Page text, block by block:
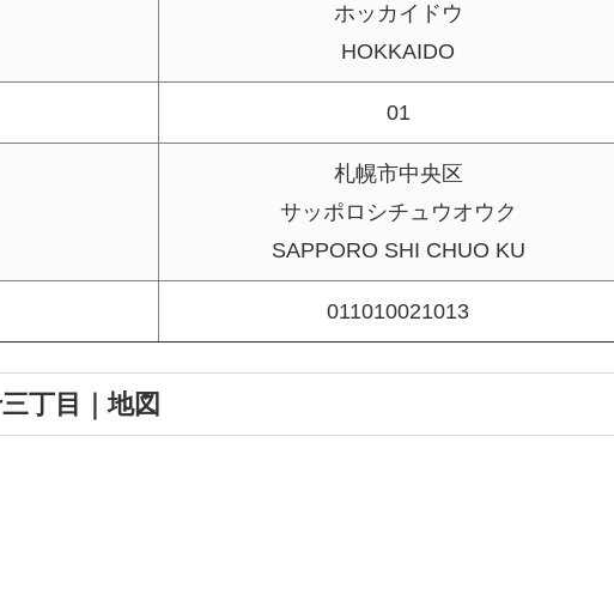
ホッカイドウ
HOKKAIDO
01
札幌市中央区
サッポロシチュウオウク
SAPPORO SHI CHUO KU
011010021013
丁目｜地図